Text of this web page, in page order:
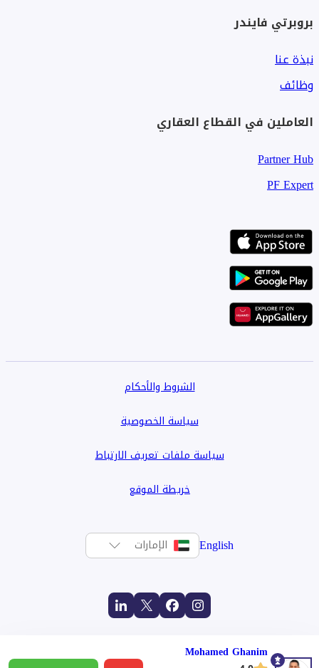
بروبرتي فايندر
نبذة عنا
وظائف
العاملين في القطاع العقاري
Partner Hub
PF Expert
الشروط والأحكام
سياسة الخصوصية
سياسة ملفات تعريف الارتباط
خريطة الموقع
English الإمارات
Mohamed Ghanim